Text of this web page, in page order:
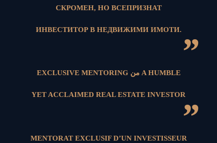
СКРОМЕН, НО ВСЕПРИЗНАТ
ИНВЕСТИТОР В НЕДВИЖИМИ ИМОТИ.
”
EXCLUSIVE MENTORING من A HUMBLE
YET ACCLAIMED REAL ESTATE INVESTOR
”
MENTORAT EXCLUSIF D’UN INVESTISSEUR